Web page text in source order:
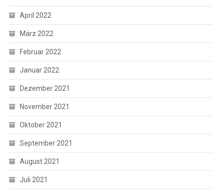
April 2022
März 2022
Februar 2022
Januar 2022
Dezember 2021
November 2021
Oktober 2021
September 2021
August 2021
Juli 2021